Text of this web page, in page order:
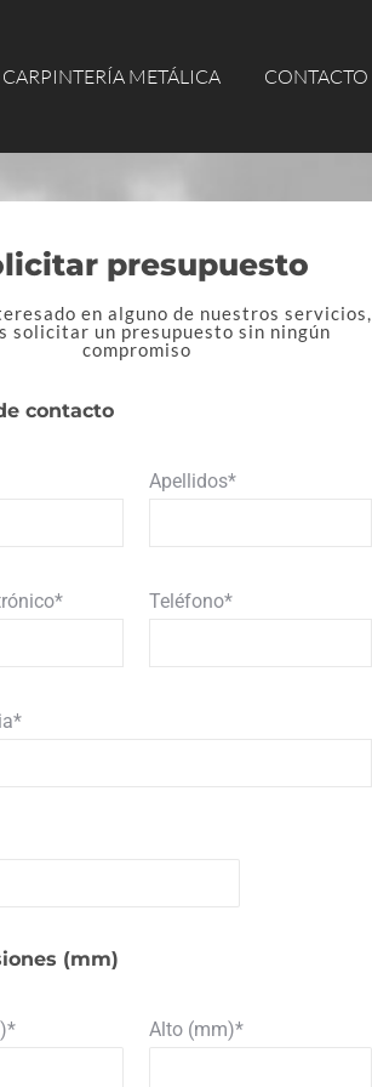
CARPINTERÍA METÁLICA CONTACTO
presupuesto
en alguno de nuestros servicios,
solicitar un presupuesto sin ningún
compromiso
contacto
Apellidos*
Teléfono*
(mm)
Alto (mm)*